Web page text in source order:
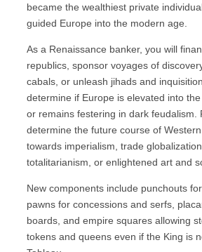
became the wealthiest private
guided Europe into the modern age.
As a Renaissance banker, you will
republics, sponsor voyages of
cabals, or unleash jihads and
determine if Europe is elevated into
or remains festering in dark feudalism.
determine the future course of
towards imperialism, trade
totalitarianism, or enlightened art and
New components include punchouts
pawns for concessions and serfs,
boards, and empire squares allowing
tokens and queens even if the King is